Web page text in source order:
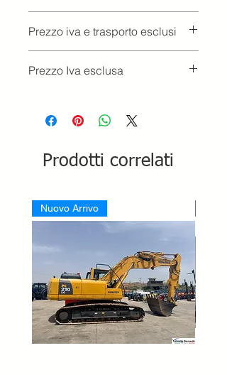
Prezzo iva e trasporto esclusi
Prezzo Iva esclusa
Prodotti correlati
Nuovo Arrivo